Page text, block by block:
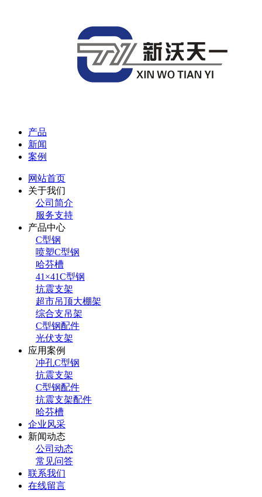
产品
新闻
案例
网站首页
关于我们
公司简介
服务支持
产品中心
C型钢
喷塑C型钢
哈芬槽
41×41C型钢
抗震支架
超市吊顶大棚架
综合支吊架
C型钢配件
光伏支架
应用案例
冲孔C型钢
抗震支架
C型钢配件
抗震支架配件
哈芬槽
企业风采
新闻动态
公司动态
常见问答
联系我们
在线留言